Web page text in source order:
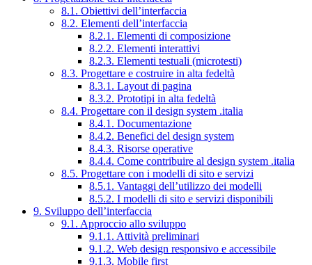
8.1. Obiettivi dell’interfaccia
8.2. Elementi dell’interfaccia
8.2.1. Elementi di composizione
8.2.2. Elementi interattivi
8.2.3. Elementi testuali (microtesti)
8.3. Progettare e costruire in alta fedeltà
8.3.1. Layout di pagina
8.3.2. Prototipi in alta fedeltà
8.4. Progettare con il design system .italia
8.4.1. Documentazione
8.4.2. Benefici del design system
8.4.3. Risorse operative
8.4.4. Come contribuire al design system .italia
8.5. Progettare con i modelli di sito e servizi
8.5.1. Vantaggi dell’utilizzo dei modelli
8.5.2. I modelli di sito e servizi disponibili
9. Sviluppo dell’interfaccia
9.1. Approccio allo sviluppo
9.1.1. Attività preliminari
9.1.2. Web design responsivo e accessibile
9.1.3. Mobile first